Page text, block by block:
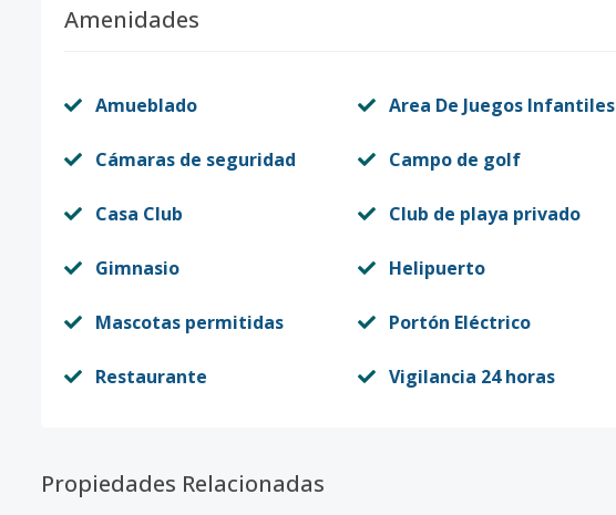
Amenidades
Amueblado Area De Juegos Infantiles
Cámaras de seguridad Campo de golf
Casa Club Club de playa privado
Gimnasio Helipuerto
Mascotas permitidas Portón Eléctrico
Restaurante Vigilancia 24 horas
Propiedades Relacionadas